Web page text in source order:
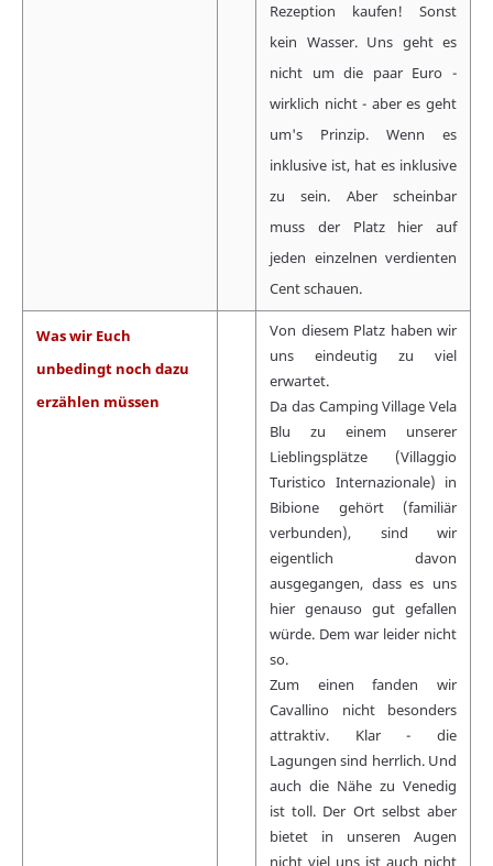
Rezeption kaufen! Sonst
kein Wasser. Uns geht es
nicht um die paar Euro -
wirklich nicht - aber es geht
um's Prinzip. Wenn es
inklusive ist, hat es inklusive
zu sein. Aber scheinbar
muss der Platz hier auf
jeden einzelnen verdienten
Cent schauen.
Was wir Euch
unbedingt noch dazu
erzählen müssen
Von diesem Platz haben wir
uns eindeutig zu viel
erwartet.
Da das Camping Village Vela
Blu zu einem unserer
Lieblingsplätze (Villaggio
Turistico Internazionale) in
Bibione gehört (familiär
verbunden), sind wir
eigentlich davon
ausgegangen, dass es uns
hier genauso gut gefallen
würde. Dem war leider nicht
so.
Zum einen fanden wir
Cavallino nicht besonders
attraktiv. Klar - die
Lagungen sind herrlich. Und
auch die Nähe zu Venedig
ist toll. Der Ort selbst aber
bietet in unseren Augen
nicht viel uns ist auch nicht